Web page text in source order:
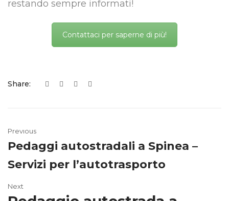
restando sempre informati!
Contattaci per saperne di più!
Share:
Previous
Pedaggi autostradali a Spinea –
Servizi per l’autotrasporto
Next